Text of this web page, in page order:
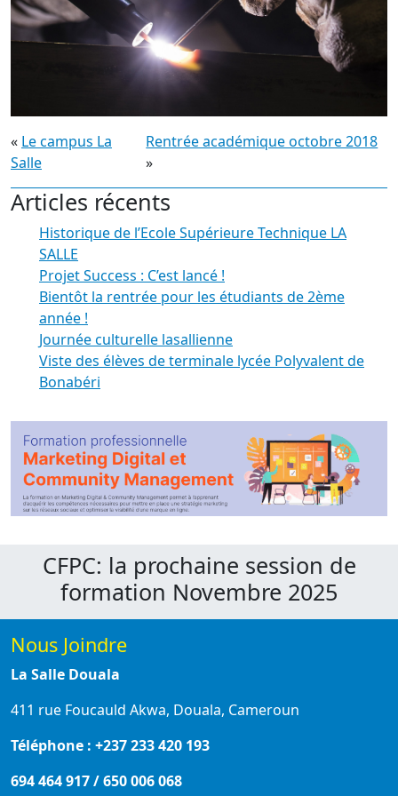
« Le campus La
Salle
Rentrée académique octobre 2018
»
Articles récents
Historique de l’Ecole Supérieure Technique LA
SALLE
Projet Success : C’est lancé !
Bientôt la rentrée pour les étudiants de 2ème
année !
Journée culturelle lasallienne
Viste des élèves de terminale lycée Polyvalent de
Bonabéri
CFPC: la prochaine session de
formation Novembre 2025
Nous Joindre
La Salle Douala
411 rue Foucauld Akwa, Douala, Cameroun
Téléphone : +237 233 420 193
694 464 917 / 650 006 068